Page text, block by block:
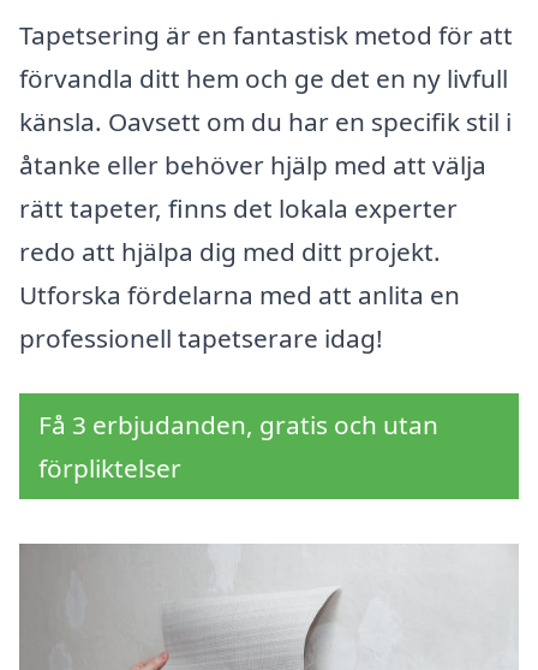
Tapetsering är en fantastisk metod för att
förvandla ditt hem och ge det en ny livfull
känsla. Oavsett om du har en specifik stil i
åtanke eller behöver hjälp med att välja
rätt tapeter, finns det lokala experter
redo att hjälpa dig med ditt projekt.
Utforska fördelarna med att anlita en
professionell tapetserare idag!
Få 3 erbjudanden, gratis och utan
förpliktelser